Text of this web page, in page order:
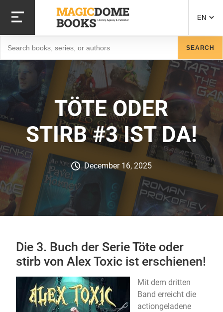
main
content
EN
SEARCH
TÖTE ODER
STIRB #3 IST DA!
December 16, 2025
Die 3. Buch der Serie Töte oder
stirb von Alex Toxic ist erschienen!
Mit dem dritten
Band erreicht die
actiongeladene